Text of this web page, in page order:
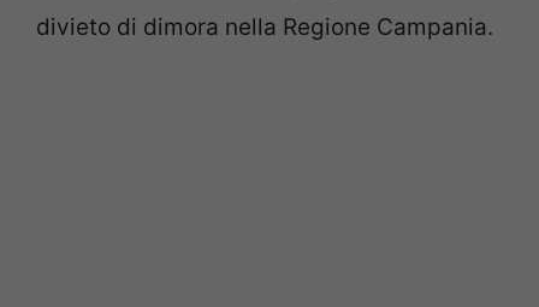
divieto di dimora nella Regione Campania.